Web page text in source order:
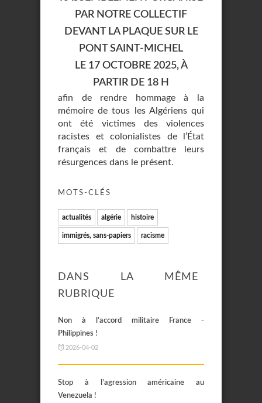
PAR NOTRE COLLECTIF
DEVANT LA PLAQUE SUR LE
PONT SAINT-MICHEL
LE 17 OCTOBRE 2025, À
PARTIR DE 18 H
afin de rendre hommage à la
mémoire de tous les Algériens qui
ont été victimes des violences
racistes et colonialistes de l’État
français et de combattre leurs
résurgences dans le présent.
MOTS-CLÉS
actualités algérie histoire
immigrés, sans-papiers racisme
DANS LA MÊME
RUBRIQUE
Non à l’accord militaire France -
Philippines !
2026-04-02
Stop à l’agression américaine au
Venezuela !